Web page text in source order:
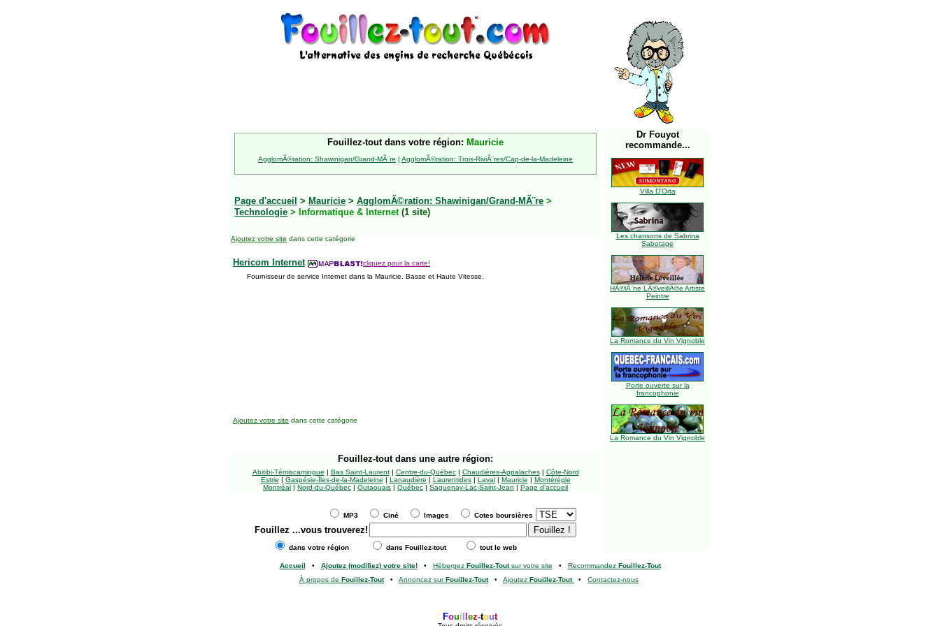
Fouillez-tout dans votre région: Mauricie
AgglomÃ©ration: Shawinigan/Grand-MÃ¨re | AgglomÃ©ration: Trois-RiviÃ¨res/Cap-de-la-Madeleine
Page d'accueil > Mauricie > AgglomÃ©ration: Shawinigan/Grand-MÃ¨re >
Technologie > Informatique & Internet (1 site)
Ajoutez votre site dans cette catégorie
Hericom Internet
cliquez pour la carte!
Fournisseur de service Internet dans la Mauricie. Basse et Haute Vitesse.
Dr Fouyot
recommande...
Villa D'Orta
Les chansons de Sabrina
Sabotage
HÃ©lÃ¨ne LÃ©veillÃ©e Artiste
Peintre
La Romance du Vin Vignoble
Porte ouverte sur la
francophonie
La Romance du Vin Vignoble
Ajoutez votre site dans cette catégorie
Fouillez-tout dans une autre région:
Abitibi-Témiscamingue | Bas Saint-Laurent| Centre-du-Québec| Chaudières-Appalaches| Côte-Nord
Estrie | Gaspésie-Îles-de-la-Madeleine | Lanaudière | Laurentides| Laval| Mauricie | Montérégie
Montréal | Nord-du-Québec | Outaouais | Québec | Saguenay-Lac-Saint-Jean | Page d'accueil
MP3 Ciné Images Cotes boursières
Fouillez ...vous trouverez!
dans votre région dans Fouillez-tout tout le web
Accueil • Ajoutez (modifiez) votre site!• Hébergez Fouillez-Toutsur votre site • Recommandez Fouillez-Tout
À propos de Fouillez-Tout• Annoncez surFouillez-Tout• Ajoutez Fouillez-Tout • Contactez-nous
Foui ez-tout